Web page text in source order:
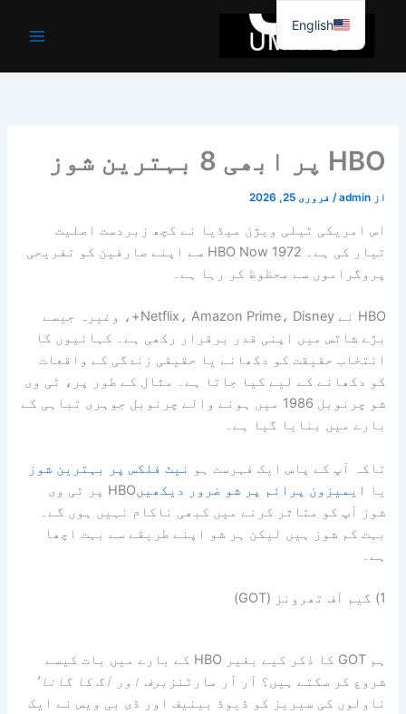
جائیں۔
HBO پر ابھی 8 بہترین شوز
از admin
/ فروری 25, 2026
اس امریکی ٹیلی ویژن میڈیا نے کچھ زبردست اصلیت
تیار کی ہے۔ HBO Now 1972 سے اپنے صارفین کو تفریحی
پروگراموں سے محظوظ کر رہا ہے۔
HBO نے Netflix، Amazon Prime، Disney+، وغیرہ جیسے
بڑے شاٹس میں اپنی قدر برقرار رکھی ہے۔ کہانیوں کا
انتخاب حقیقت کو دکھانے یا حقیقی زندگی کے واقعات
کو دکھانے کے لیے کیا جاتا ہے۔ مثال کے طور پر، ٹی وی
شو چرنوبل 1986 میں ہونے والے چرنوبل جوہری تباہی کے
بارے میں بنایا گیا ہے۔
تاکہ آپ کے پاس ایک فہرست ہو
نیٹ فلکس پر بہترین شوز
یا
ایمیزون پرائم پر شو ضرور دیکھیں
HBO پر ٹی وی
شوز آپ کو متاثر کرنے میں کبھی ناکام نہیں ہوں گے۔
بہت کم شوز ہیں لیکن ہر شو اپنے طریقے سے بہت اچھا
ہے۔
1) گیم آف تھرونز (GOT)
ہم GOT کا ذکر کیے بغیر HBO کے بارے میں بات کیسے
شروع کر سکتے ہیں؟ آر آر مارٹنز برف اور آگ کا گانا’
ناولوں کی سیریز کو ڈیوڈ بینیف اور ڈی بی ویس نے ایک
English